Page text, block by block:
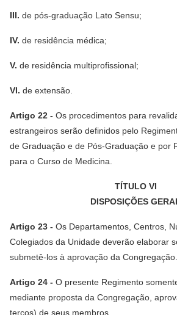
III. de pós-graduação Lato Sensu;
IV. de residência médica;
V. de residência multiprofissional;
VI. de extensão.
Artigo 22 - Os procedimentos para
estrangeiros serão definidos pelo
de Graduação e de Pós-Graduação e por
para o Curso de Medicina.
TÍTULO VI
DISPOSIÇÕES
Artigo 23 - Os Departamentos, Centros,
Colegiados da Unidade deverão elaborar
submetê-los à aprovação da Congregação.
Artigo 24 - O presente Regimento
mediante proposta da Congregação,
terços) de seus membros.